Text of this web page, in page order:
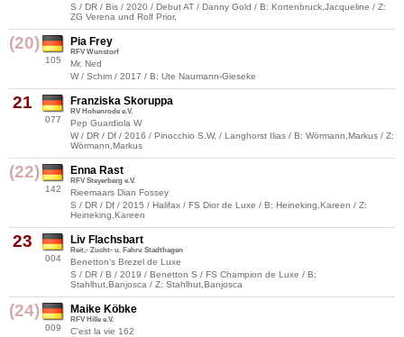
S / DR / Bis / 2020 / Debut AT / Danny Gold / B: Kortenbruck,Jacqueline / Z:
ZG Verena und Rolf Prior,
(20)
105
Pia Frey
RFV Wunstorf
Mr. Ned
W / Schim / 2017 / B: Ute Naumann-Gieseke
21
077
Franziska Skoruppa
RV Hohenrode e.V.
Pep Guardiola W
W / DR / Df / 2016 / Pinocchio S.W. / Langhorst Ilias / B: Wörmann,Markus / Z:
Wörmann,Markus
(22)
142
Enna Rast
RFV Steyerberg e.V.
Rieemaars Dian Fossey
S / DR / Df / 2015 / Halifax / FS Dior de Luxe / B: Heineking,Kareen / Z:
Heineking,Kareen
23
004
Liv Flachsbart
Reit,- Zucht- u. Fahrv. Stadthagen
Benetton's Brezel de Luxe
S / DR / B / 2019 / Benetton S / FS Champion de Luxe / B:
Stahlhut,Banjosca / Z: Stahlhut,Banjosca
(24)
009
Maike Köbke
RFV Hille e.V.
C'est la vie 162